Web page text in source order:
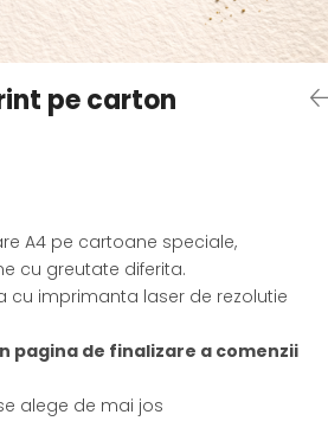
pe carton
A4 pe cartoane speciale,
cu greutate diferita.
cu imprimanta laser de rezolutie
pagina de finalizare a comenzii
alege de mai jos